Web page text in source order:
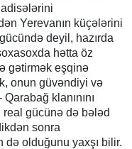
Yerevanın küçələrini
deyil, hazırda
hətta öz
gətirmək eşqinə
onun güvəndiyi və
klanınını
gücünə də bələd
sonra
olduğunu yaxşı bilir.